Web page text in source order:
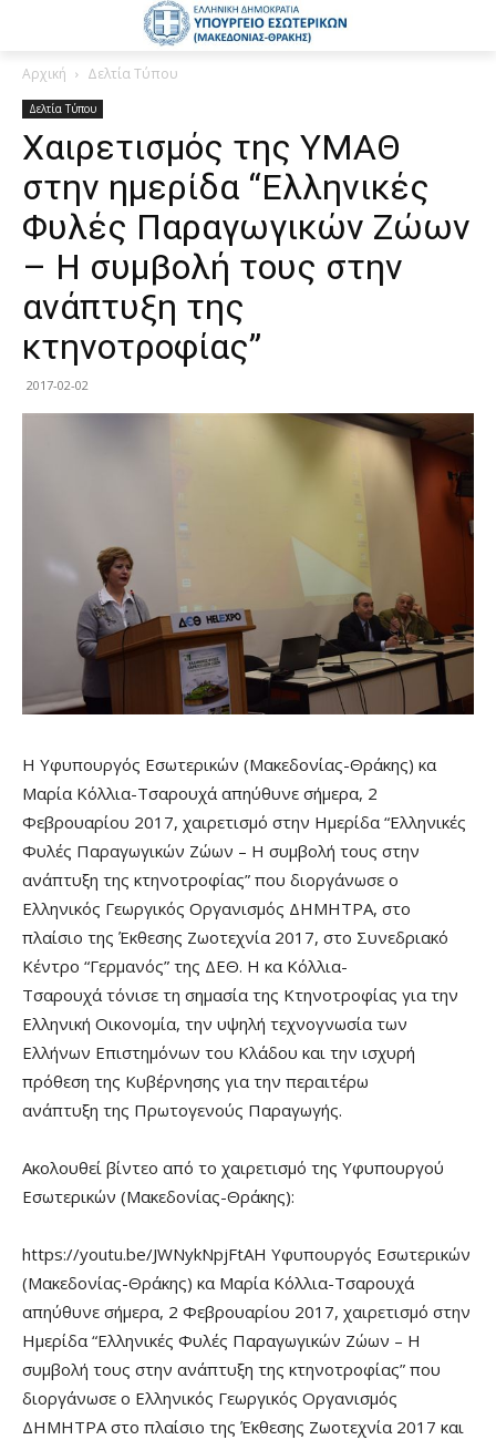
Αρχική Δελτία Τύπου
Δελτία Τύπου
Χαιρετισμός της ΥΜΑΘ
στην ημερίδα “Ελληνικές
Φυλές Παραγωγικών Ζώων
– Η συμβολή τους στην
ανάπτυξη της
κτηνοτροφίας”
2017-02-02
Η Υφυπουργός Εσωτερικών (Μακεδονίας-Θράκης) κα
Μαρία Κόλλια-Τσαρουχά απηύθυνε σήμερα, 2
Φεβρουαρίου 2017, χαιρετισμό στην Ημερίδα “Ελληνικές
Φυλές Παραγωγικών Ζώων – Η συμβολή τους στην
ανάπτυξη της κτηνοτροφίας” που διοργάνωσε ο
Ελληνικός Γεωργικός Οργανισμός ΔΗΜΗΤΡΑ, στο
πλαίσιο της Έκθεσης Ζωοτεχνία 2017, στο Συνεδριακό
Κέντρο “Γερμανός” της ΔΕΘ. Η κα Κόλλια-
Τσαρουχά τόνισε τη σημασία της Κτηνοτροφίας για την
Ελληνική Οικονομία, την υψηλή τεχνογνωσία των
Ελλήνων Επιστημόνων του Κλάδου και την ισχυρή
πρόθεση της Κυβέρνησης για την περαιτέρω
ανάπτυξη της Πρωτογενούς Παραγωγής.
Ακολουθεί βίντεο από το χαιρετισμό της Υφυπουργού
Εσωτερικών (Μακεδονίας-Θράκης):
https://youtu.be/JWNykNpjFtAΗ Υφυπουργός Εσωτερικών
(Μακεδονίας-Θράκης) κα Μαρία Κόλλια-Τσαρουχά
απηύθυνε σήμερα, 2 Φεβρουαρίου 2017, χαιρετισμό στην
Ημερίδα “Ελληνικές Φυλές Παραγωγικών Ζώων – Η
συμβολή τους στην ανάπτυξη της κτηνοτροφίας” που
διοργάνωσε ο Ελληνικός Γεωργικός Οργανισμός
ΔΗΜΗΤΡΑ στο πλαίσιο της Έκθεσης Ζωοτεχνία 2017 και